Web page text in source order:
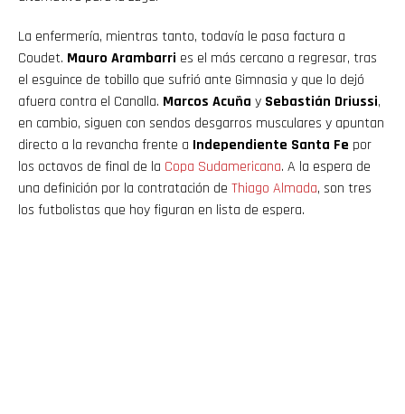
La enfermería, mientras tanto, todavía le pasa factura a
Coudet. Mauro Arambarri es el más cercano a regresar, tras
el esguince de tobillo que sufrió ante Gimnasia y que lo dejó
afuera contra el Canalla. Marcos Acuña y Sebastián Driussi,
en cambio, siguen con sendos desgarros musculares y apuntan
directo a la revancha frente a Independiente Santa Fe por
los octavos de final de la Copa Sudamericana. A la espera de
una definición por la contratación de Thiago Almada, son tres
los futbolistas que hoy figuran en lista de espera.